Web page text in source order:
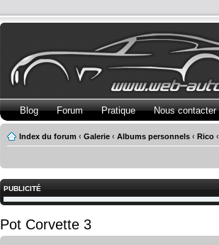
Blog Forum Pratique Nous contacter
Index du forum ‹ Galerie ‹ Albums personnels ‹ Rico ‹
PUBLICITÉ
Pot Corvette 3